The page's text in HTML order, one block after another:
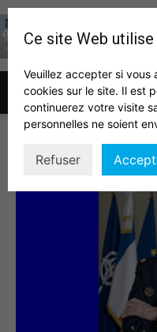
bonnaventure1
Ce site Web
Veuillez accepter si vous
cookies sur le site. Il est
continuerez votre visite
personnelles ne soient
Refuser